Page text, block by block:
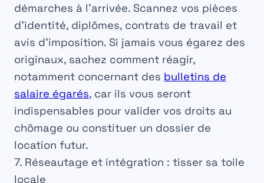
démarches à l’arrivée. Scannez vos pièces
d’identité, diplômes, contrats de travail et
avis d’imposition. Si jamais vous égarez des
originaux, sachez comment réagir,
notamment concernant des bulletins de
salaire égarés, car ils vous seront
indispensables pour valider vos droits au
chômage ou constituer un dossier de
location futur.
7. Réseautage et intégration : tisser sa toile
locale